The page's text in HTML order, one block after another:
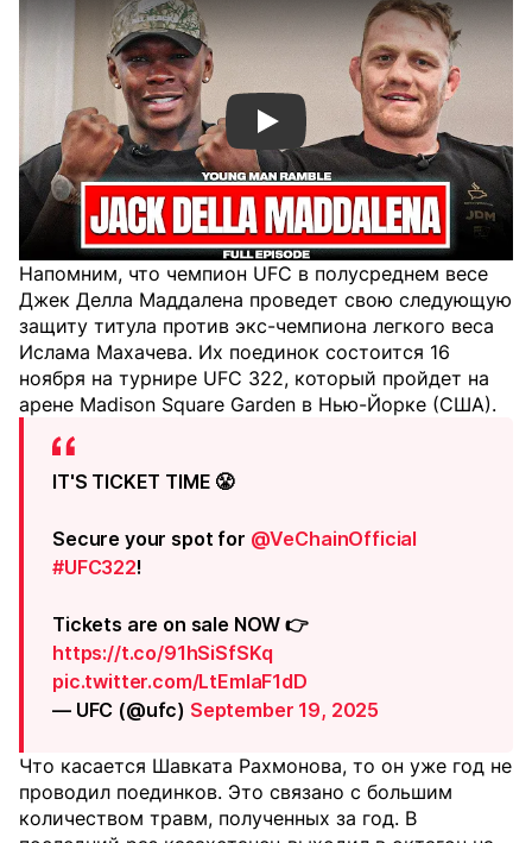
Смотреть видео YouTube
Напомним, что чемпион UFC в полусреднем весе
Джек Делла Маддалена проведет свою следующую
защиту титула против экс-чемпиона легкого веса
Ислама Махачева. Их поединок состоится 16
ноября на турнире UFC 322, который пройдет на
арене Madison Square Garden в Нью-Йорке (США).
IT'S TICKET TIME 😤
Secure your spot for @VeChainOfficial
#UFC322!
Tickets are on sale NOW 👉
https://t.co/91hSiSfSKq
pic.twitter.com/LtEmlaF1dD
— UFC (@ufc) September 19, 2025
Что касается Шавката Рахмонова, то он уже год не
проводил поединков. Это связано с большим
количеством травм, полученных за год. В